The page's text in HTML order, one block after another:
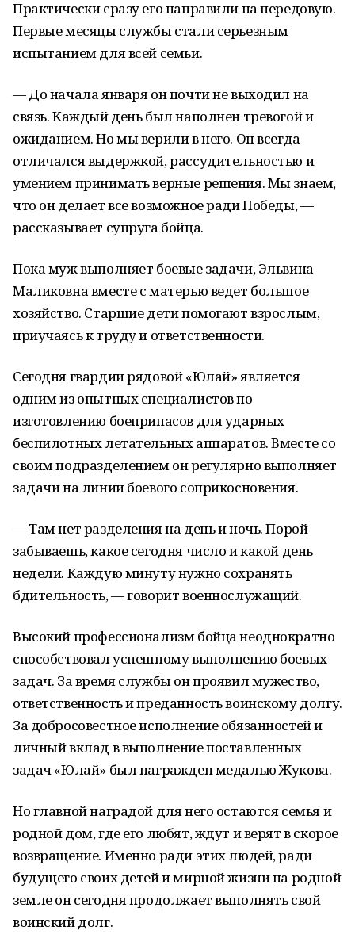
Практически сразу его направили на передовую.
Первые месяцы службы стали серьезным
испытанием для всей семьи.
— До начала января он почти не выходил на
связь. Каждый день был наполнен тревогой и
ожиданием. Но мы верили в него. Он всегда
отличался выдержкой, рассудительностью и
умением принимать верные решения. Мы знаем,
что он делает все возможное ради Победы, —
рассказывает супруга бойца.
Пока муж выполняет боевые задачи, Эльвина
Маликовна вместе с матерью ведет большое
хозяйство. Старшие дети помогают взрослым,
приучаясь к труду и ответственности.
Сегодня гвардии рядовой «Юлай» является
одним из опытных специалистов по
изготовлению боеприпасов для ударных
беспилотных летательных аппаратов. Вместе со
своим подразделением он регулярно выполняет
задачи на линии боевого соприкосновения.
— Там нет разделения на день и ночь. Порой
забываешь, какое сегодня число и какой день
недели. Каждую минуту нужно сохранять
бдительность, — говорит военнослужащий.
Высокий профессионализм бойца неоднократно
способствовал успешному выполнению боевых
задач. За время службы он проявил мужество,
ответственность и преданность воинскому долгу.
За добросовестное исполнение обязанностей и
личный вклад в выполнение поставленных
задач «Юлай» был награжден медалью Жукова.
Но главной наградой для него остаются семья и
родной дом, где его любят, ждут и верят в скорое
возвращение. Именно ради этих людей, ради
будущего своих детей и мирной жизни на родной
земле он сегодня продолжает выполнять свой
воинский долг.